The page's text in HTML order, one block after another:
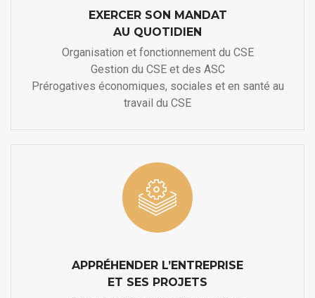
EXERCER SON MANDAT
AU QUOTIDIEN
Organisation et fonctionnement du CSE
Gestion du CSE et des ASC
Prérogatives économiques, sociales et en santé au
travail du CSE
APPRÉHENDER L’ENTREPRISE
ET SES PROJETS